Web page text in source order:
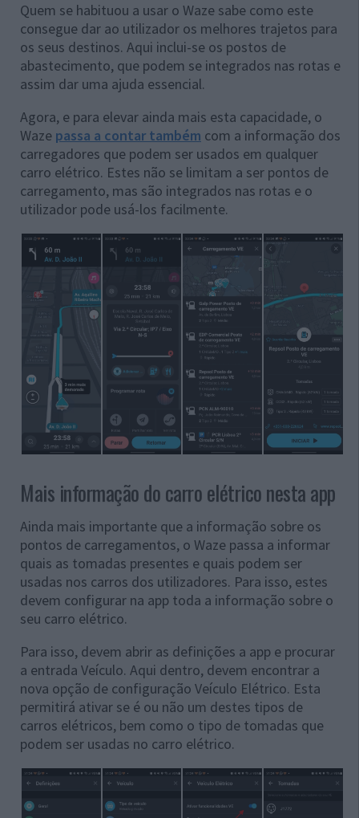
Quem se habituou a usar o Waze sabe como este
consegue dar ao utilizador os melhores trajetos para
os seus destinos. Aqui inclui-se os postos de
abastecimento, que podem se integrados nas rotas e
assim dar uma ajuda essencial.
Agora, e para elevar ainda mais esta capacidade, o
Waze passa a contar também com a informação dos
carregadores que podem ser usados em qualquer
carro elétrico. Estes não se limitam a ser pontos de
carregamento, mas são integrados nas rotas e o
utilizador pode usá-los facilmente.
Mais informação do carro elétrico nesta app
Ainda mais importante que a informação sobre os
pontos de carregamentos, o Waze passa a informar
quais as tomadas presentes e quais podem ser
usadas nos carros dos utilizadores. Para isso, estes
devem configurar na app toda a informação sobre o
seu carro elétrico.
Para isso, devem abrir as definições a app e procurar
a entrada Veículo. Aqui dentro, devem encontrar a
nova opção de configuração Veículo Elétrico. Esta
permitirá ativar se é ou não um destes tipos de
carros elétricos, bem como o tipo de tomadas que
podem ser usadas no carro elétrico.